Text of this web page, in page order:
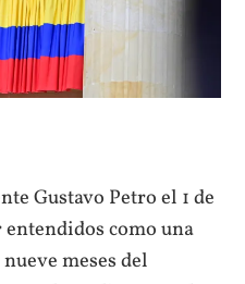
Gustavo Petro el 1 de
entendidos como una
meses del